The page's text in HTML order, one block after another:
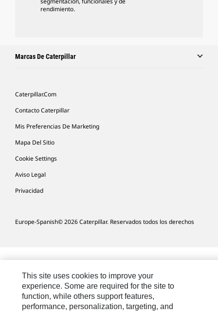
rendimiento.
Marcas De Caterpillar
Caterpillar.com
Contacto Caterpillar
Mis Preferencias De Marketing
Mapa Del Sitio
Cookie Settings
Aviso Legal
Privacidad
Europe-Spanish© 2026 Caterpillar. Reservados todos los derechos
This site uses cookies to improve your
experience. Some are required for the site to
function, while others support features,
performance, personalization, targeting, and